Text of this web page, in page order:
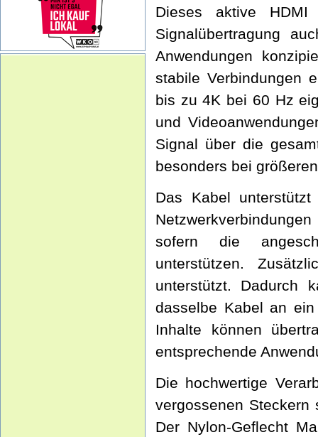
Dieses aktive HDMI
Signalübertragung
Anwendungen
stabile Verbindungen
bis zu 4K bei 60 Hz
und
Signal über die
besonders bei
Das Kabel
sofern die
unterstützen.
unterstützt. Dadurch
dasselbe Kabel an
Inhalte können
entsprechende
Die hochwertige
vergossenen Steckern
Der Nylon-Geflecht